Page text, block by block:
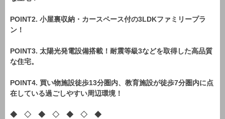
POINT2. 小屋裏収納・カースペース付の3LDKファミリープラ
ン！
POINT3. 太陽光発電設備搭載！耐震等級3などを取得した高品質
な住宅。
POINT4. 買い物施設徒歩13分圏内、教育施設が徒歩7分圏内に点
在している過ごしやすい周辺環境！
◆ ◇ ◆ ◇ ◆ ◇ ◆